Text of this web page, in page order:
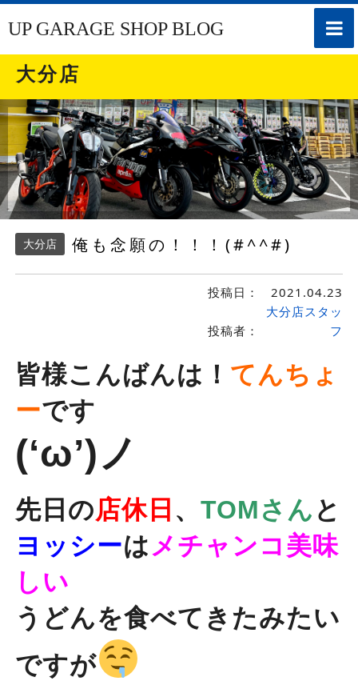
toggle
UP GARAGE SHOP BLOG
大分店
大分店 俺も念願の！！！(#^^#)
投稿日： 2021.04.23
投稿者：
大分店スタッ
フ
皆様こんばんは！ てんちょ
ーです
(‘ω’)ノ
先日の店休日 、 TOMさん と
ヨッシーはメチャンコ美味
しい
うどんを食べてきたみたい
ですが